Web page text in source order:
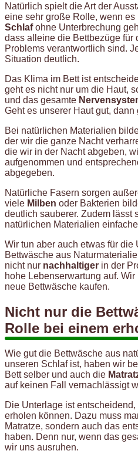
Natürlich spielt die Art der
eine sehr große Rolle, wenn es
Schlafohne Unterbrechung
dass alleine die Bettbezüge für
Problems verantwortlich sind.
Situation deutlich.
Das Klima im Bett ist
geht es nicht nur um die Haut,
und das gesamte
Geht es unserer Haut gut, dann
Bei natürlichen Materialien
der wir die ganze Nacht
die wir in der Nacht abgeben,
aufgenommen und
abgegeben.
Natürliche Fasern sorgen
viele Milben oder Bakterien
deutlich sauberer. Zudem lässt
natürlichen Materialien
Wir tun aber auch etwas für die
Bettwäsche aus
nicht nur nachhaltiger in der
hohe Lebenserwartung auf. Wir
neue Bettwäsche kaufen.
Nicht nur die
Rolle bei einem
Wie gut die Bettwäsche aus
unseren Schlaf ist, haben wir
Bett selber und auch die
auf keinen Fall vernachlässigt
Die Unterlage ist
erholen können. Dazu muss
Matratze, sondern auch das
haben. Denn nur, wenn das
wir uns ausruhen.